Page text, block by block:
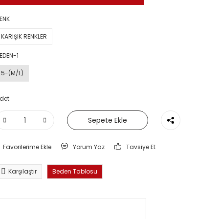
KARIŞIK RENKLER
1
5-(M/L)
Sepete Ekle
Yorum Yaz Tavsiye Et
Karşılaştır Beden Tablosu